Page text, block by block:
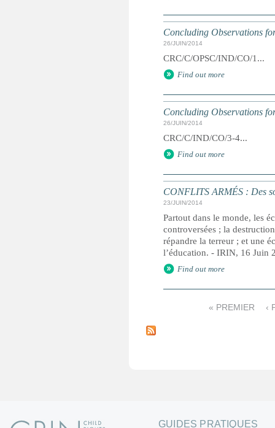
Concluding Observations
26/JUIN/2014
CRC/C/OPSC/IND/CO/1...
Find out more
Concluding Observations
26/JUIN/2014
CRC/C/IND/CO/3-4...
Find out more
CONFLITS ARMÉS : Des
23/JUIN/2014
Partout dans le monde, les
controversées ; la
répandre la terreur ; et une
l’éducation. - IRIN, 16 Juin
Find out more
a
« PREMIER ‹
GUIDES PRATIQUES